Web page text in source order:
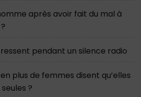
après avoir fait du mal à
pendant un silence radio
plus de femmes disent qu’elles
?